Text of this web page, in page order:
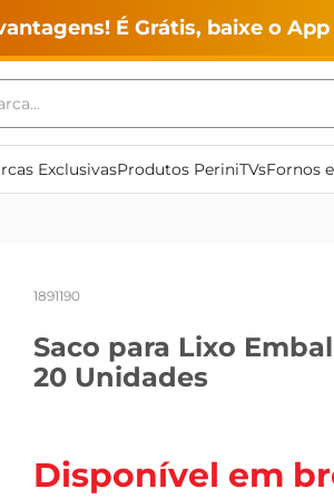
É Grátis, baixe o
ExclusivasProdutos PeriniTVsFornos
1891190
Saco para Lixo
20 Unidades
Disponível em